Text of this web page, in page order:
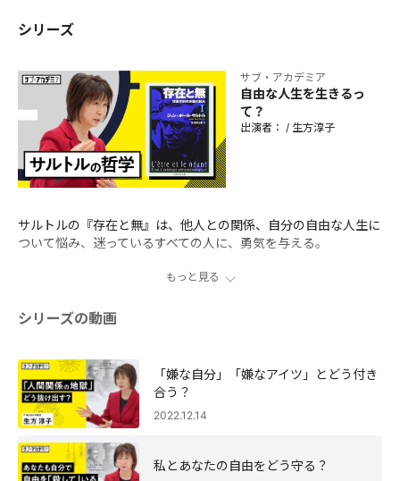
シリーズ
サブ・アカデミア
自由な人生を生きるっ
て？
出演者： / 生方淳子
サルトルの『存在と無』は、他人との関係、自分の自由な人生に
ついて悩み、迷っているすべての人に、勇気を与える。
もっと見る
シリーズの動画
「嫌な自分」「嫌なアイツ」とどう付き
合う？
2022.12.14
私とあなたの自由をどう守る？